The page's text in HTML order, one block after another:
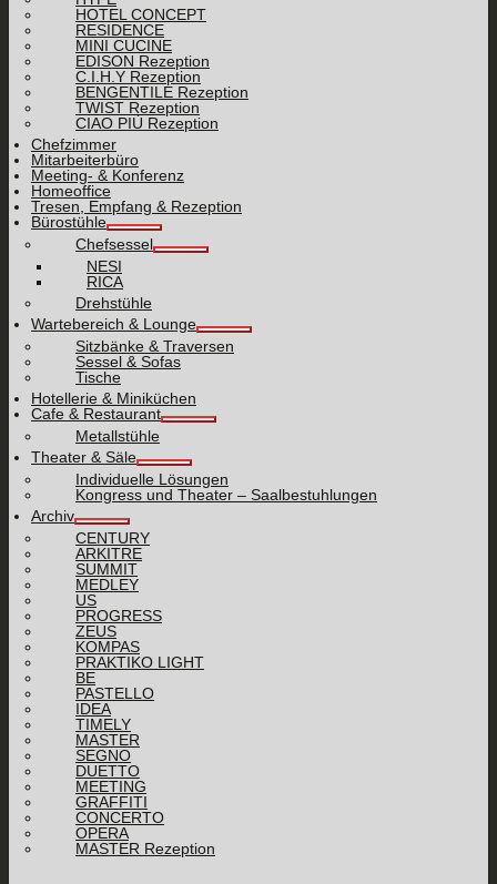
HOTEL CONCEPT
RESIDENCE
MINI CUCINE
EDISON Rezeption
C.I.H.Y Rezeption
BENGENTILE Rezeption
TWIST Rezeption
CIAO PIÙ Rezeption
Chefzimmer
Mitarbeiterbüro
Meeting- & Konferenz
Homeoffice
Tresen, Empfang & Rezeption
Bürostühle
Chefsessel
NESI
RICA
Drehstühle
Wartebereich & Lounge
Sitzbänke & Traversen
Sessel & Sofas
Tische
Hotellerie & Miniküchen
Cafe & Restaurant
Metallstühle
Theater & Säle
Individuelle Lösungen
Kongress und Theater – Saalbestuhlungen
Archiv
CENTURY
ARKITRE
SUMMIT
MEDLEY
US
PROGRESS
ZEUS
KOMPAS
PRAKTIKO LIGHT
BE
PASTELLO
IDEA
TIMELY
MASTER
SEGNO
DUETTO
MEETING
GRAFFITI
CONCERTO
OPERA
MASTER Rezeption